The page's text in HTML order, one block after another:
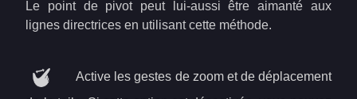
Le point de pivot peut lui-aussi être aimanté aux
lignes directrices en utilisant cette méthode.
Active les gestes de zoom et de déplacement